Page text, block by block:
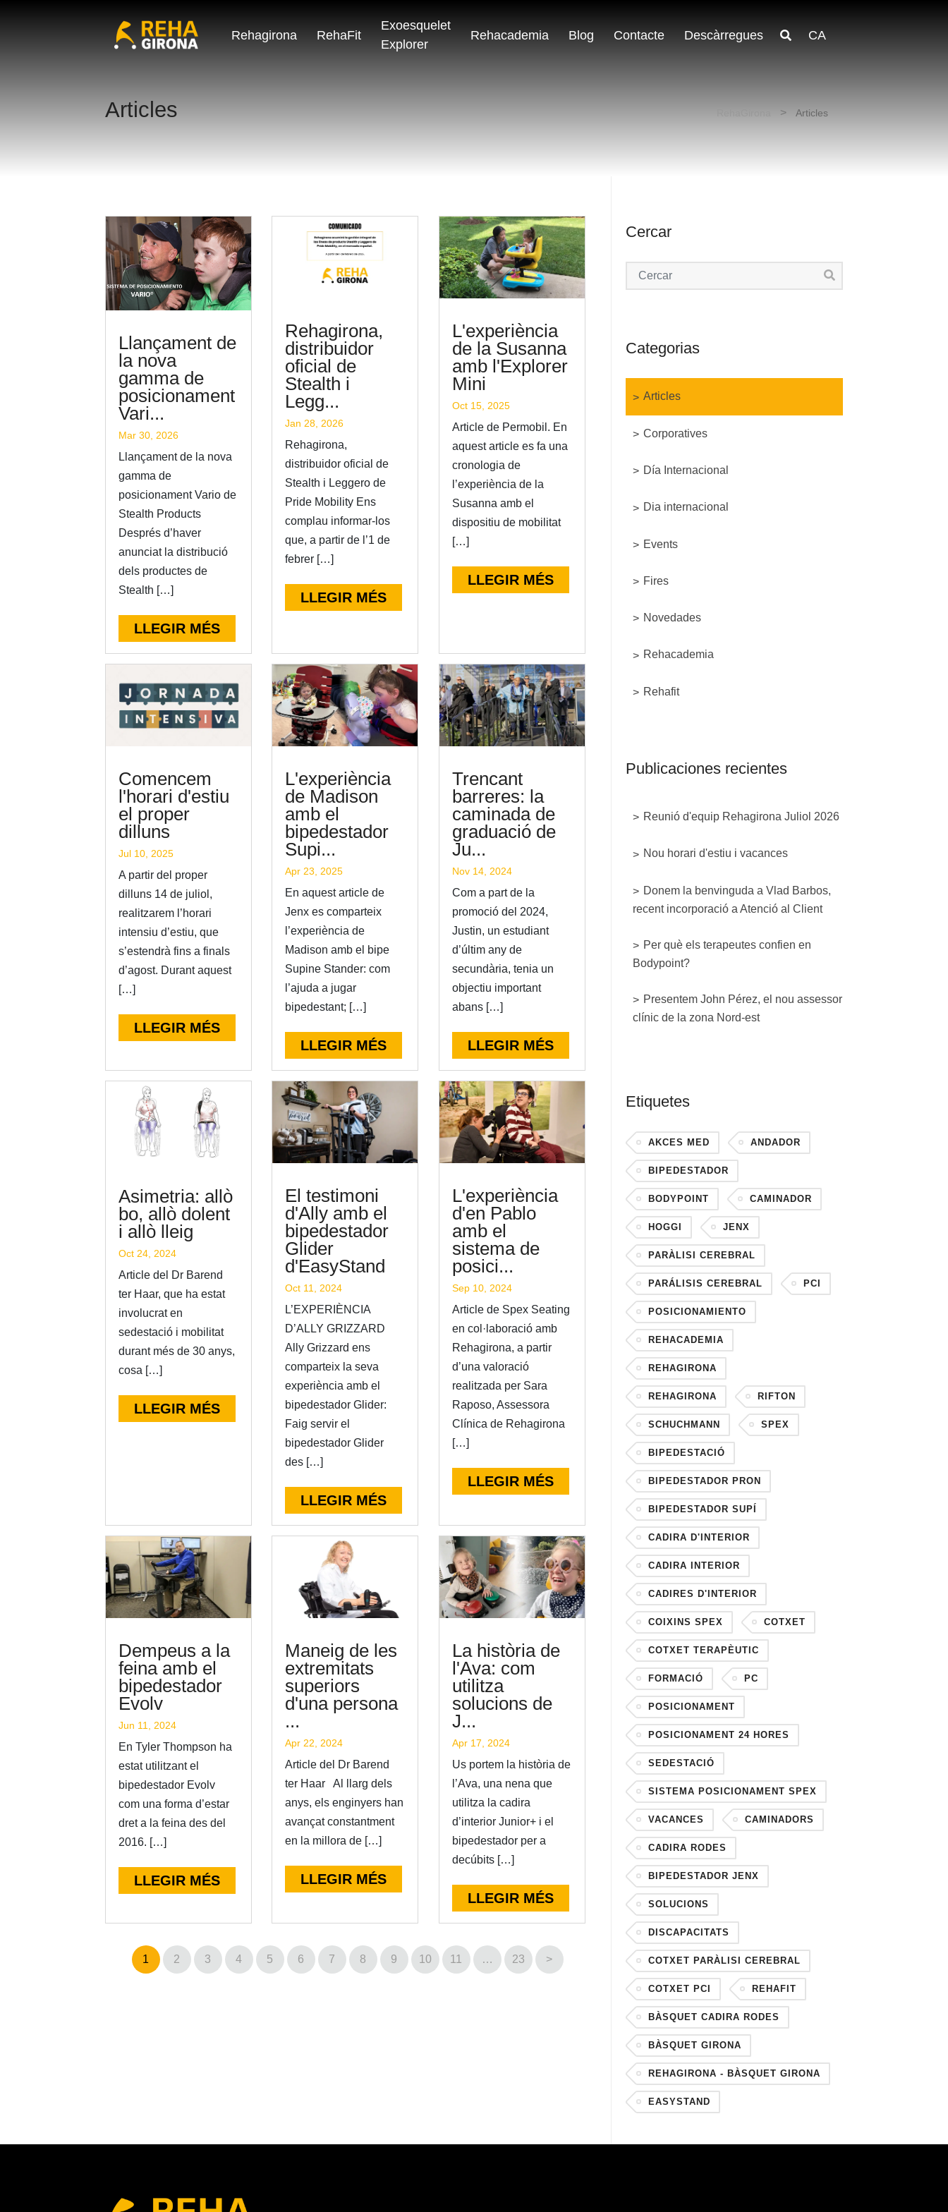
Rehagirona RehaFit
Exoesquelet
Explorer
Rehacademia Blog Contacte Descàrregues CA
Articles Articles
Llançament de
la nova
gamma de
posicionament
Vari...
Mar 30, 2026
Llançament de la nova
gamma de
posicionament Vario de
Stealth Products
Després d’haver
anunciat la distribució
dels productes de
Stealth […]
LLEGIR MÉS
Rehagirona,
distribuidor
oficial de
Stealth i
Legg...
Jan 28, 2026
Rehagirona,
distribuidor oficial de
Stealth i Leggero de
Pride Mobility Ens
complau informar-los
que, a partir de l’1 de
febrer […]
LLEGIR MÉS
L'experiència
de la Susanna
amb l'Explorer
Mini
Oct 15, 2025
Article de Permobil. En
aquest article es fa una
cronologia de
l’experiència de la
Susanna amb el
dispositiu de mobilitat
[…]
LLEGIR MÉS
Comencem
l'horari d'estiu
el proper
dilluns
Jul 10, 2025
A partir del proper
dilluns 14 de juliol,
realitzarem l’horari
intensiu d’estiu, que
s’estendrà fins a finals
d’agost. Durant aquest
[…]
LLEGIR MÉS
L'experiència
de Madison
amb el
bipedestador
Supi...
Apr 23, 2025
En aquest article de
Jenx es comparteix
l’experiència de
Madison amb el bipe
Supine Stander: com
l’ajuda a jugar
bipedestant; […]
LLEGIR MÉS
Trencant
barreres: la
caminada de
graduació de
Ju...
Nov 14, 2024
Com a part de la
promoció del 2024,
Justin, un estudiant
d’últim any de
secundària, tenia un
objectiu important
abans […]
LLEGIR MÉS
Asimetria: allò
bo, allò dolent
i allò lleig
Oct 24, 2024
Article del Dr Barend
ter Haar, que ha estat
involucrat en
sedestació i mobilitat
durant més de 30 anys,
cosa […]
LLEGIR MÉS
El testimoni
d'Ally amb el
bipedestador
Glider
d'EasyStand
Oct 11, 2024
L’EXPERIÈNCIA
D’ALLY GRIZZARD
Ally Grizzard ens
comparteix la seva
experiència amb el
bipedestador Glider:
Faig servir el
bipedestador Glider
des […]
LLEGIR MÉS
L'experiència
d'en Pablo
amb el
sistema de
posici...
Sep 10, 2024
Article de Spex Seating
en col·laboració amb
Rehagirona, a partir
d’una valoració
realitzada per Sara
Raposo, Assessora
Clínica de Rehagirona
[…]
LLEGIR MÉS
Dempeus a la
feina amb el
bipedestador
Evolv
Jun 11, 2024
En Tyler Thompson ha
estat utilitzant el
bipedestador Evolv
com una forma d’estar
dret a la feina des del
2016. […]
LLEGIR MÉS
Maneig de les
extremitats
superiors
d'una persona
...
Apr 22, 2024
Article del Dr Barend
ter Haar Al llarg dels
anys, els enginyers han
avançat constantment
en la millora de […]
LLEGIR MÉS
La història de
l'Ava: com
utilitza
solucions de
J...
Apr 17, 2024
Us portem la història de
l’Ava, una nena que
utilitza la cadira
d’interior Junior+ i el
bipedestador per a
decúbits […]
LLEGIR MÉS
1 2 3 4 5 6 7 8 9 10 11 … 23 >
Cercar
Categorias
Articles
Corporatives
Día Internacional
Dia internacional
Events
Fires
Novedades
Rehacademia
Rehafit
Publicaciones recientes
Reunió d'equip Rehagirona Juliol 2026
Nou horari d'estiu i vacances
Donem la benvinguda a Vlad Barbos,
recent incorporació a Atenció al Client
Per què els terapeutes confien en
Bodypoint?
Presentem John Pérez, el nou assessor
clínic de la zona Nord-est
Etiquetes
AKCES MED ANDADOR
BIPEDESTADOR
BODYPOINT CAMINADOR
HOGGI JENX
PARÀLISI CEREBRAL
PARÁLISIS CEREBRAL PCI
POSICIONAMIENTO
REHACADEMIA
REHAGIRONA
REHAGIRONA RIFTON
SCHUCHMANN SPEX
BIPEDESTACIÓ
BIPEDESTADOR PRON
BIPEDESTADOR SUPÍ
CADIRA D'INTERIOR
CADIRA INTERIOR
CADIRES D'INTERIOR
COIXINS SPEX COTXET
COTXET TERAPÈUTIC
FORMACIÓ PC
POSICIONAMENT
POSICIONAMENT 24 HORES
SEDESTACIÓ
SISTEMA POSICIONAMENT SPEX
VACANCES CAMINADORS
CADIRA RODES
BIPEDESTADOR JENX
SOLUCIONS
DISCAPACITATS
COTXET PARÀLISI CEREBRAL
COTXET PCI REHAFIT
BÀSQUET CADIRA RODES
BÀSQUET GIRONA
REHAGIRONA - BÀSQUET GIRONA
EASYSTAND